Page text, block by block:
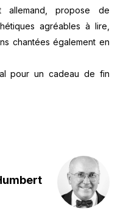
allemand, propose de
agréables à lire,
chantées également en
pour un cadeau de fin